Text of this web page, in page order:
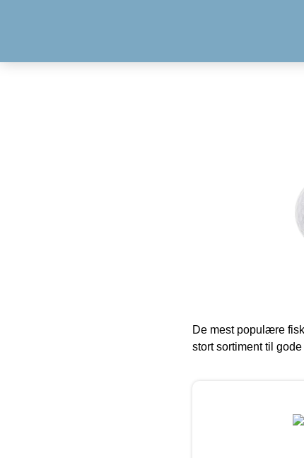
De mest populære
stort sortiment til gode